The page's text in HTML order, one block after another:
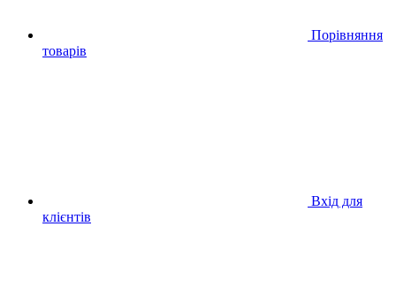
Порівняння
товарів
Вхід для
клієнтів